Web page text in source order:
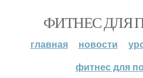
ФИТНЕС ДЛЯ
главная новости
фитнес для